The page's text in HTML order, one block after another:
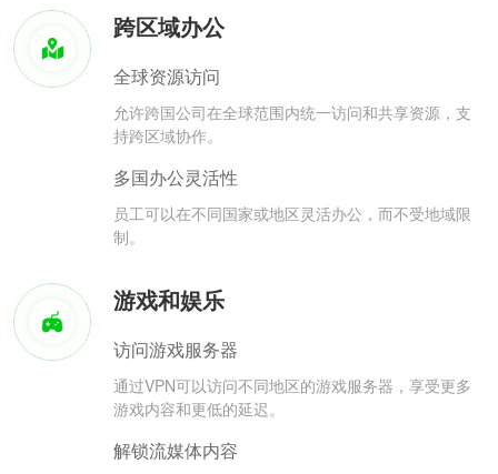
跨区域办公
全球资源访问
允许跨国公司在全球范围内统一访问和共享资源，支
持跨区域协作。
多国办公灵活性
员工可以在不同国家或地区灵活办公，而不受地域限
制。
游戏和娱乐
访问游戏服务器
通过VPN可以访问不同地区的游戏服务器，享受更多
游戏内容和更低的延迟。
解锁流媒体内容